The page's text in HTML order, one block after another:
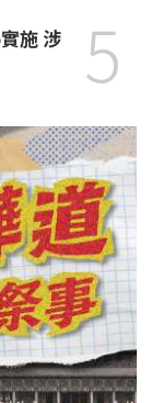
施 涉
5